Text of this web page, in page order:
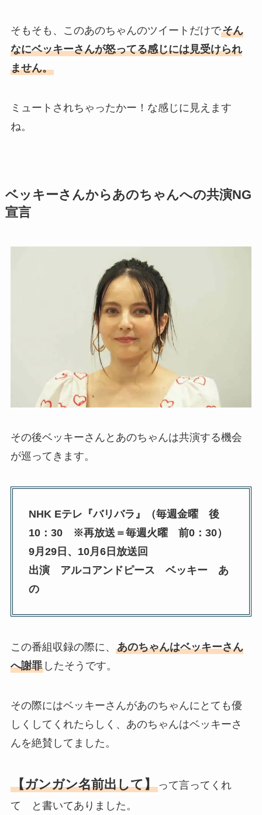
そもそも、このあのちゃんのツイートだけでそん
なにベッキーさんが怒ってる感じには見受けられ
ません。
ミュートされちゃったかー！な感じに見えます
ね。
ベッキーさんからあのちゃんへの共演NG
宣言
その後ベッキーさんとあのちゃんは共演する機会
が巡ってきます。
NHK Eテレ『バリバラ』（毎週金曜 後
10：30 ※再放送＝毎週火曜 前0：30）
9月29日、10月6日放送回
出演 アルコアンドピース ベッキー あ
の
この番組収録の際に、 あのちゃんはベッキーさん
へ謝罪したそうです。
その際にはベッキーさんがあのちゃんにとても優
しくしてくれたらしく、あのちゃんはベッキーさ
んを絶賛してました。
【ガンガン名前出して】って言ってくれ
て と書いてありました。